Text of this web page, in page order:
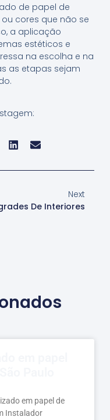
de papel de
cores que não se
a aplicação
estéticos e
na escolha e na
as etapas sejam
Next
De Interiores
em papel de
Instalador